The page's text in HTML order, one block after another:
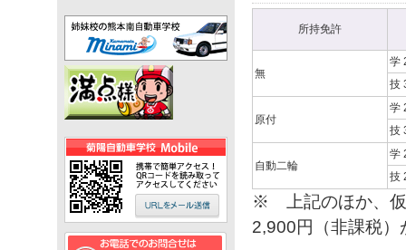
所持免許
無
学
技
原付
学
技
自動二輪
学
技
※ 上記のほか、仮
2,900円（非課税）